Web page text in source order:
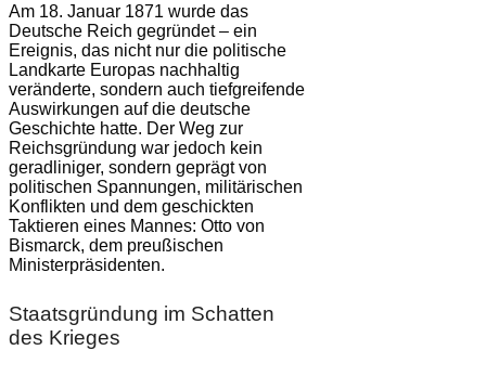
Am 18. Januar 1871 wurde das
Deutsche Reich gegründet – ein
Ereignis, das nicht nur die politische
Landkarte Europas nachhaltig
veränderte, sondern auch tiefgreifende
Auswirkungen auf die deutsche
Geschichte hatte. Der Weg zur
Reichsgründung war jedoch kein
geradliniger, sondern geprägt von
politischen Spannungen, militärischen
Konflikten und dem geschickten
Taktieren eines Mannes: Otto von
Bismarck, dem preußischen
Ministerpräsidenten.
Staatsgründung im Schatten
des Krieges